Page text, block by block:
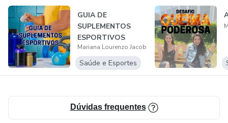
Estes 4 pilares são o caminho para o profissional que tem
uma prescrição eficaz, adquirir adesão, e assim atingir o
sucesso.
GUIA DE
SUPLEMENTOS
ESPORTIVOS
Mariana Lourenzo Jacob
Saúde e Esportes
Dúvidas frequentes